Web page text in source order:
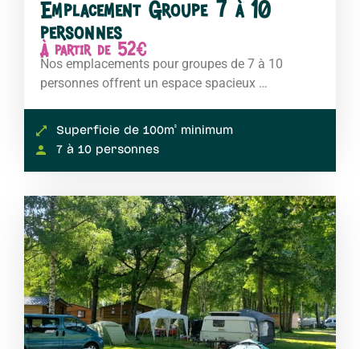
Emplacement Groupe 7 à 10
personnes
À partir de 52€
Nos emplacements pour groupes de 7 à 10
personnes offrent un espace spacieux …
Superficie de 100m² minimum
7 à 10 personnes